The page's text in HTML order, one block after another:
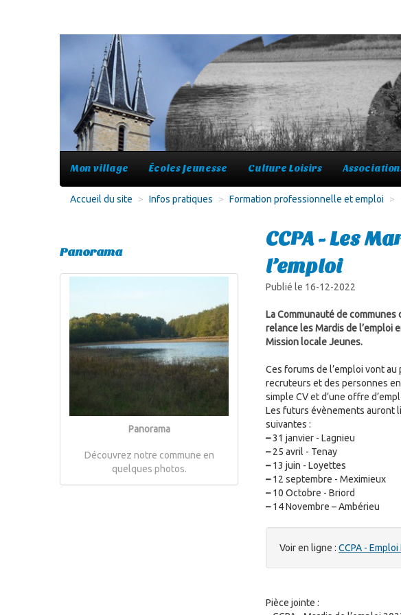
Mon village Écoles Jeunesse Culture Loisirs
Accueil du site > Infos pratiques > Formation professionnelle et emploi >
CCPA - Les
l’emploi
Publié le 16-12-2022
La Communauté de communes
relance les Mardis de l’emploi
Mission locale Jeunes.
Ces forums de l’emploi vont
recruteurs et des personnes
simple CV et d’une offre
Les futurs évènements auront
suivantes :
–31 janvier - Lagnieu
–25 avril - Tenay
–13 juin - Loyettes
–12 septembre - Meximieux
–10 Octobre - Briord
–14 Novembre – Ambérieu
Voir en ligne : CCPA -
Pièce jointe :
Panorama
Panorama
Découvrez notre commune en
quelques photos.